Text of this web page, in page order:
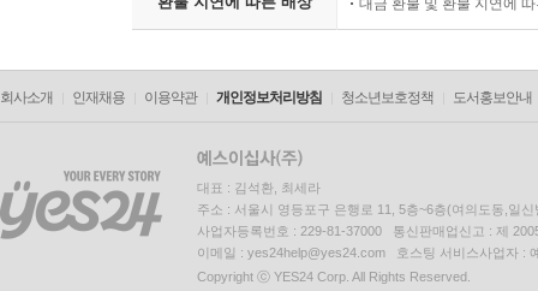
대금 환불 및 환불 지연에
회사소개 인재채용 이용약관 개인정보처리방침 청소년보호정책 도서홍보안내
대표 : 김석환, 최세라
주소 : 서울시 영등포구 은행로 11, 5층~6층(여의도동,일신
사업자등록번호 : 229-81-37000 통신판매업신고 : 제
이메일 : yes24help@yes24.com 호스팅 서비스사업자 :
Copyright ⓒ YES24 Corp. All Rights Reserved.